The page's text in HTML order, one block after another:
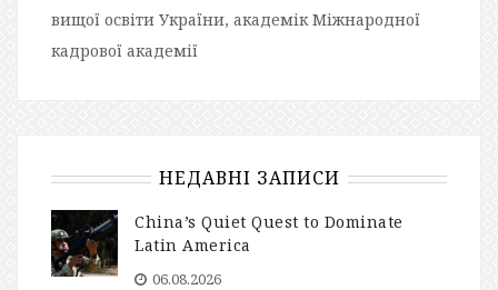
вищої освіти України, академік Міжнародної
кадрової академії
НЕДАВНІ ЗАПИСИ
China’s Quiet Quest to Dominate
Latin America
06.08.2026